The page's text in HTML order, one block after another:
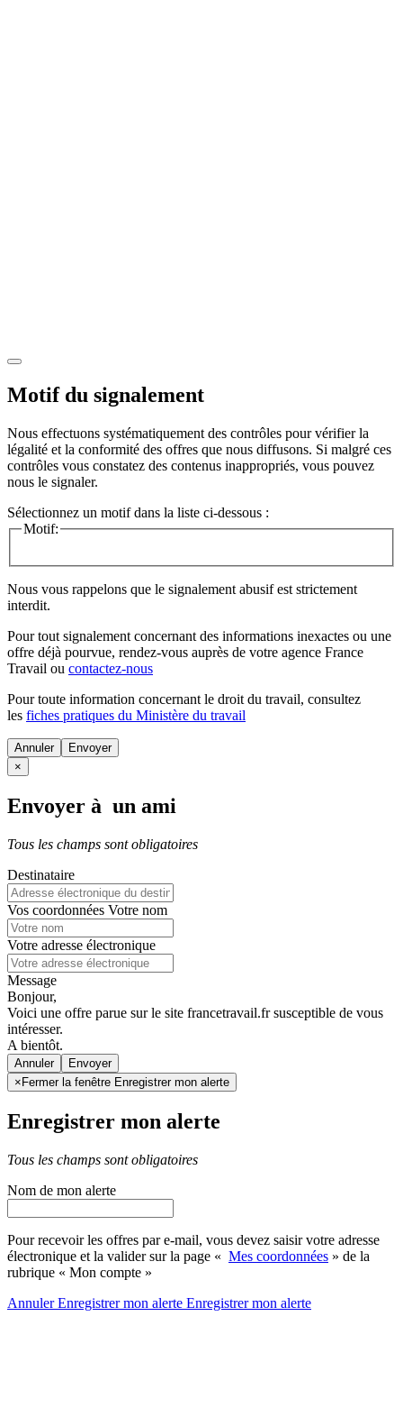
Motif du signalement
Nous effectuons systématiquement des contrôles pour vérifier la
légalité et la conformité des offres que nous diffusons. Si malgré ces
contrôles vous constatez des contenus inappropriés, vous pouvez
nous le signaler.
Sélectionnez un motif dans la liste ci-dessous :
Motif:
Nous vous rappelons que le signalement abusif est strictement
interdit.
Pour tout signalement concernant des informations inexactes ou une
offre déjà pourvue, rendez-vous auprès de votre agence France
Travail ou contactez-nous
Pour toute information concernant le droit du travail, consultez
les fiches pratiques du Ministère du travail
Annuler
×
Envoyer à un ami
Tous les champs sont obligatoires
Destinataire
Vos coordonnées Votre nom
Votre adresse électronique
Message
Bonjour,
Voici une offre parue sur le site francetravail.fr susceptible de vous
intéresser.
A bientôt.
Annuler
× Fermer la fenêtre Enregistrer mon alerte
Enregistrer mon alerte
Tous les champs sont obligatoires
Nom de mon alerte
Pour recevoir les offres par e-mail, vous devez saisir votre adresse
électronique et la valider sur la page « Mes coordonnées » de la
rubrique « Mon compte »
AnnulerEnregistrer mon alerte Enregistrermon alerte